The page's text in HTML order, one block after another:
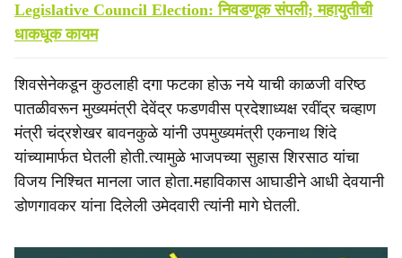
Legislative Council Election: निवडणूक संपली; महायुतीची
धाकधूक कायम
शिवसेनेकडून कुठलाही दगा फटका होऊ नये याची काळजी वरिष्ठ
पातळीवरून मुख्यमंत्री देवेंद्र फडणवीस प्रदेशाध्यक्ष रवींद्र चव्हाण
मंत्री चंद्रशेखर बावनकुळे यांनी उपमुख्यमंत्री एकनाथ शिंदे
यांच्यामार्फत घेतली होती.त्यामुळे भाजपच्या सुहास शिरसाठ यांचा
विजय निश्चित मानला जात होता.महाविकास आघाडीने आधी देवयानी
डोणगावकर यांना दिलेली उमेदवारी त्यांनी मागे घेतली.